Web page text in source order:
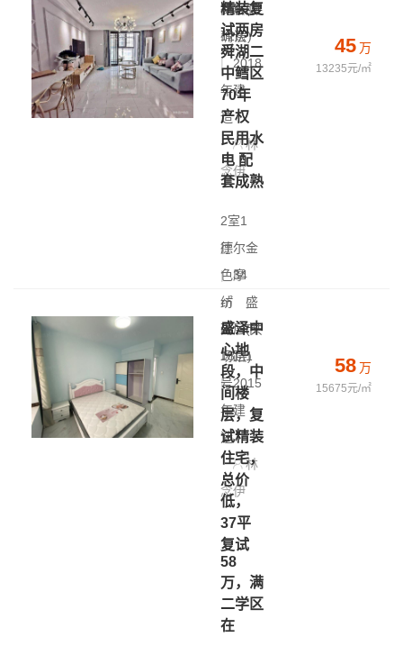
高层(共
12层)
|
2018
年建
造
林
念伊
待客服
确认
精装复
试两房
舜湖二
中鳕区
70年
产权
民用水
电 配
套成熟
2室1
厅
|
34
㎡
|
高层(共
18层)
|
2015
年建
造
林
念伊
德尔金
色摩
纺
盛
泽 - 市
场路1
号
45万
13235元/㎡
盛泽中
心地
段，中
间楼
层，复
试精装
住宅，
总价
低，
37平
复试
58
万，满
二学区
在
58万
15675元/㎡